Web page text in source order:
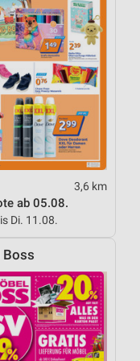
3,6 km
ab 05.08.
Di. 11.08.
Boss